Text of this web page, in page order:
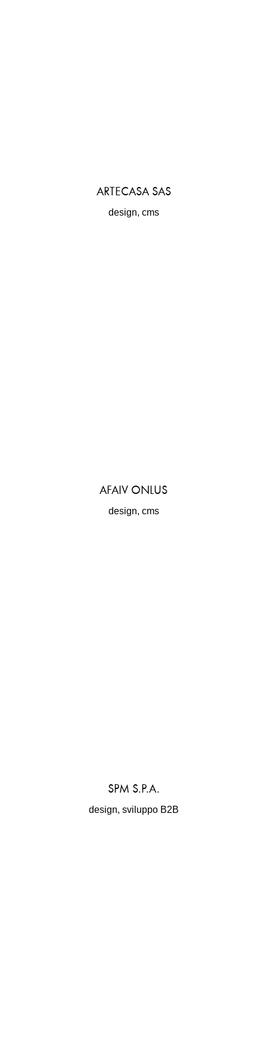
ARTECASA SAS
design, cms
AFAIV ONLUS
design, cms
SPM S.P.A.
design, sviluppo B2B